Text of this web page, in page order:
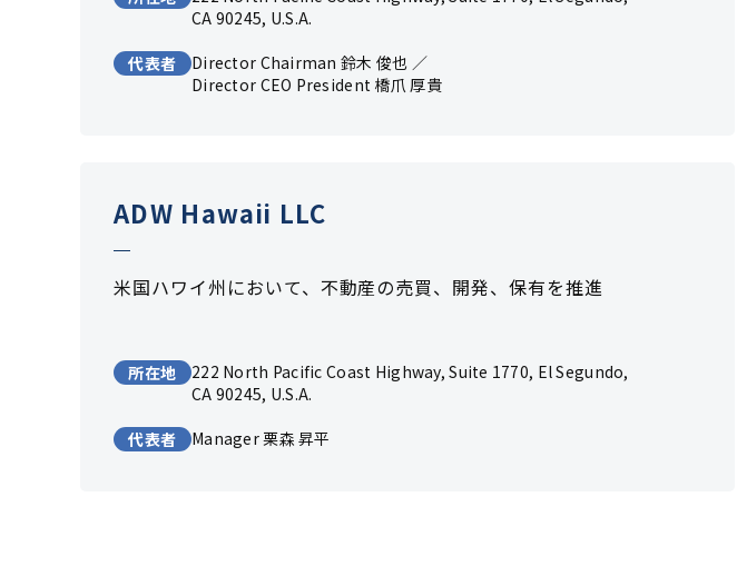
CA 90245, U.S.A.
代表者
Director Chairman 鈴木 俊也 ／
Director CEO President 橋爪 厚貴
ADW Hawaii LLC
米国ハワイ州において、不動産の売買、開発、保有を推進
所在地 222 North Pacific Coast Highway,Suite 1770, El Segundo,
CA 90245, U.S.A.
代表者 Manager 栗森 昇平